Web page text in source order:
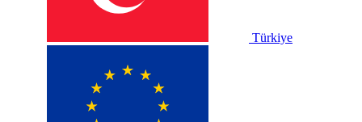
Türkiye